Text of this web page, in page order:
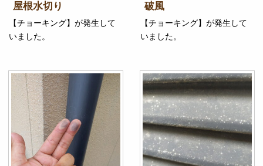
屋根水切り
【チョーキング】が発生して
いました。
破風
【チョーキング】が発生して
いました。